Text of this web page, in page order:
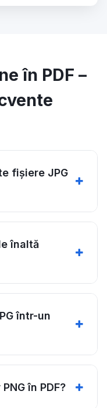
în PDF –
fișiere JPG
înaltă
într-un
în PDF?